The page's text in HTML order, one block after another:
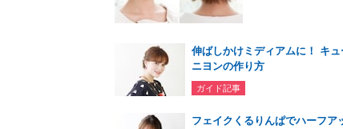
伸ばしかけミディアムに！ キ
ニヨンの作り方
ガイド記事
フェイクくるりんぱでハーフア